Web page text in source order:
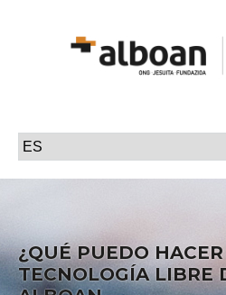
¿QUÉ PUEDO HACER
TECNOLOGÍA LIBRE